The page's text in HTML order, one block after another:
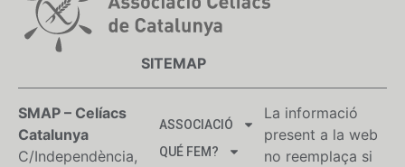
SMAP – Celíacs
Catalunya
C/Independència,
SITEMAP
ASSOCIACIÓ
QUÉ FEM?
La informació
present a la web
no reemplaça si